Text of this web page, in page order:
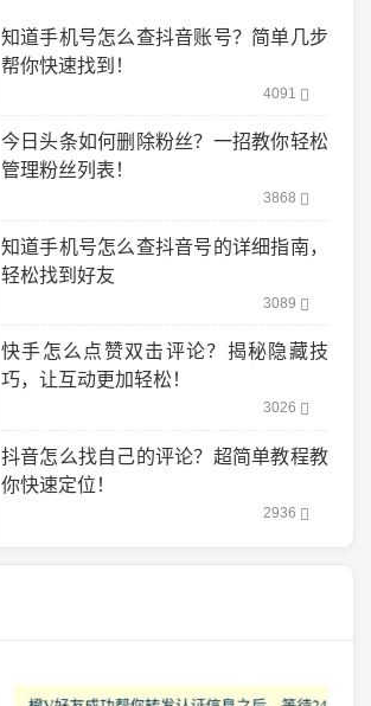
知道手机号怎么查抖音账号？简单几步
帮你快速找到！
4091
今日头条如何删除粉丝？一招教你轻松
管理粉丝列表！
3868
知道手机号怎么查抖音号的详细指南，
轻松找到好友
3089
快手怎么点赞双击评论？揭秘隐藏技
巧，让互动更加轻松！
3026
抖音怎么找自己的评论？超简单教程教
你快速定位！
2936